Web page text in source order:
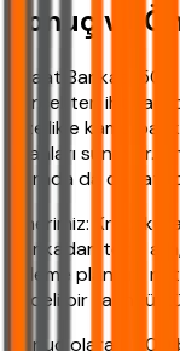
Sonuç ve
Ziraat Bankası
gerçekten ihtiyacı
Özellikle kamu
oranları sunuyor.
burada da dikkatli
Önerimiz: Kredi
bankadan teklif
ödeme planınızı
vadeli bir
Sonuç olarak,